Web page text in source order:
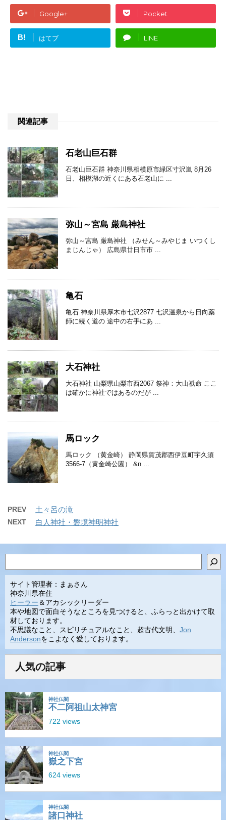
Google+ Pocket
B! はてブ LINE
関連記事
石老山巨石群
石老山巨石群 神奈川県相模原市緑区寸沢嵐 8月26
日、相模湖の近くにある石老山に ...
弥山～宮島 厳島神社
弥山～宮島 厳島神社 （みせん～みやじま いつくし
まじんじゃ） 広島県廿日市市 ...
亀石
亀石 神奈川県厚木市七沢2877 七沢温泉から日向薬
師に続く道の 途中の右手にあ ...
大石神社
大石神社 山梨県山梨市西2067 祭神：大山祇命 ここ
は確かに神社ではあるのだが ...
馬ロック
馬ロック （黄金崎） 静岡県賀茂郡西伊豆町宇久須
3566-7（黄金崎公園） &n ...
PREV 土々呂の滝
NEXT 白人神社・磐境神明神社
サイト管理者：まぁさん
神奈川県在住
ヒーラー ＆アカシックリーダー
本や地図で面白そうなところを見つけると、ふらっと出かけて取
材しております。
不思議なこと、スピリチュアルなこと、超古代文明、 Jon
Andersonをこよなく愛しております。
人気の記事